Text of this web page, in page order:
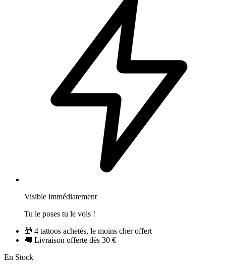
Visible immédiatement
Tu le poses tu le vois !
🎁 4 tattoos achetés, le moins cher offert
🚚 Livraison offerte dès 30 €
En Stock